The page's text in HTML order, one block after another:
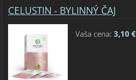
CELUSTIN - BYLINNÝ ČAJ
Vaša cena: 3,10 €